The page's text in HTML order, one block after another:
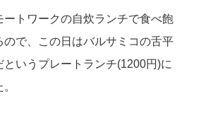
ートワークの自炊ランチで食べ飽
ので、この日はバルサミコの舌平
というプレートランチ(1200円)に